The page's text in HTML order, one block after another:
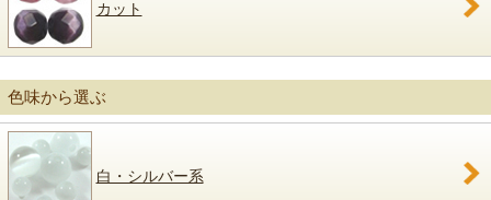
カット
色味から選ぶ
白・シルバー系